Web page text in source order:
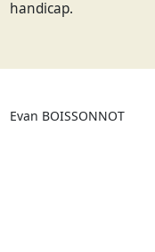
handicap.
Evan BOISSONNOT